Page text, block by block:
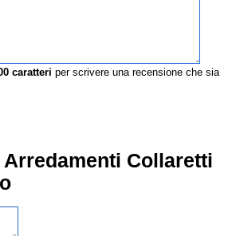
caratteri per scrivere una recensione che sia
Collaretti